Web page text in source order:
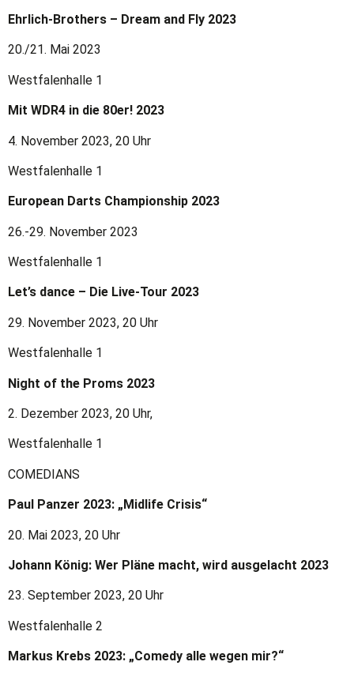
Ehrlich-Brothers – Dream and Fly 2023
20./21. Mai 2023
Westfalenhalle 1
Mit WDR4 in die 80er! 2023
4. November 2023, 20 Uhr
Westfalenhalle 1
European Darts Championship 2023
26.-29. November 2023
Westfalenhalle 1
Let’s dance – Die Live-Tour 2023
29. November 2023, 20 Uhr
Westfalenhalle 1
Night of the Proms 2023
2. Dezember 2023, 20 Uhr,
Westfalenhalle 1
COMEDIANS
Paul Panzer 2023: „Midlife Crisis“
20. Mai 2023, 20 Uhr
Johann König: Wer Pläne macht, wird ausgelacht 2023
23. September 2023, 20 Uhr
Westfalenhalle 2
Markus Krebs 2023: „Comedy alle wegen mir?“